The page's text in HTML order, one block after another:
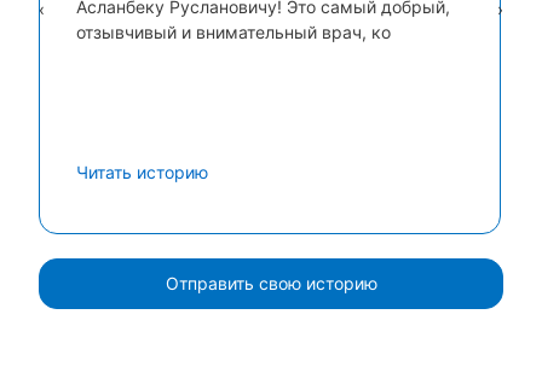
Асланбеку Руслановичу! Это самый добрый,
отзывчивый и внимательный врач, ко
Читать историю
‹ ›
Отправить свою историю